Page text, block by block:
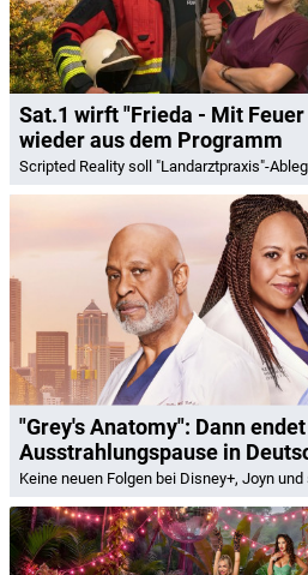
Sat.1 wirft "Frieda - Mit
wieder aus dem Programm
Scripted Reality soll "Landarztpraxis"-
"Grey's Anatomy": Dann
Ausstrahlungspause in
Keine neuen Folgen bei Disney+, Joyn und